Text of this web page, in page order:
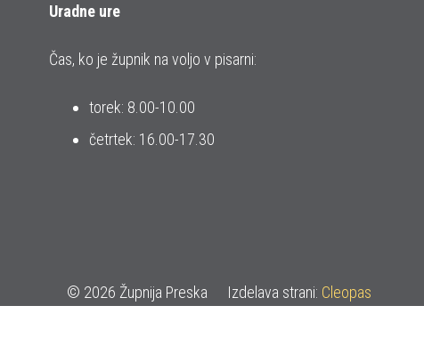
Uradne ure
Čas, ko je župnik na voljo v pisarni:
torek: 8.00-10.00
četrtek: 16.00-17.30
© 2026 Župnija Preska Izdelava strani: Cleopas